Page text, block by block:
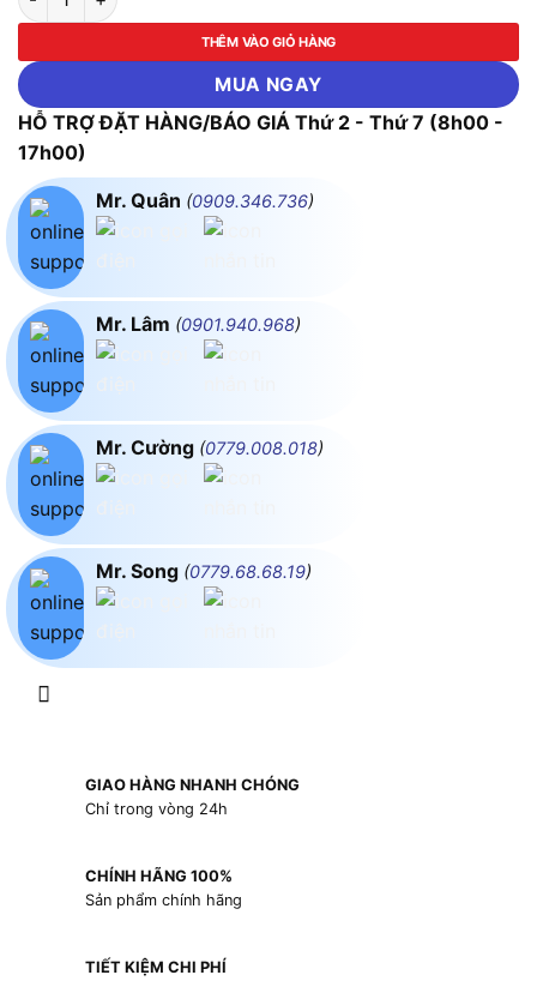
THÊM VÀO GIỎ HÀNG
MUA NGAY
HỖ TRỢ ĐẶT HÀNG/BÁO GIÁ Thứ 2 - Thứ 7 (8h00 -
17h00)
Mr. Quân (0909.346.736)
Mr. Lâm (0901.940.968)
Mr. Cường (0779.008.018)
Mr. Song (0779.68.68.19)
GIAO HÀNG NHANH CHÓNG
Chỉ trong vòng 24h
CHÍNH HÃNG 100%
Sản phẩm chính hãng
TIẾT KIỆM CHI PHÍ